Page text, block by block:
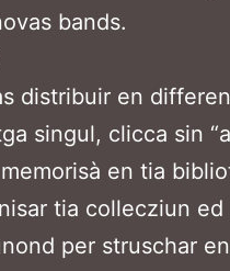
bands.
distribuir en
singul, clicca sin
en tia
tia collecziun ed
per struschar